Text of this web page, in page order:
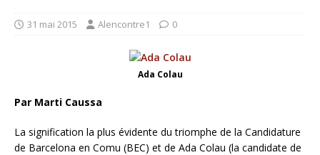
31 mai 2015 Alencontre1 0
Ada Colau
Par Marti Caussa
La signification la plus évidente du triomphe de la Candidature
de Barcelona en Comu (BEC) et de Ada Colau (la candidate de